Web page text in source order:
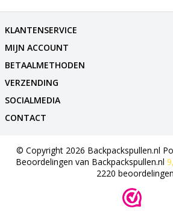
KLANTENSERVICE
MIJN ACCOUNT
BETAALMETHODEN
VERZENDING
SOCIALMEDIA
CONTACT
© Copyright 2026 Backpackspullen.nl
Beoordelingen van Backpackspullen.nl
2220 beoordelingen